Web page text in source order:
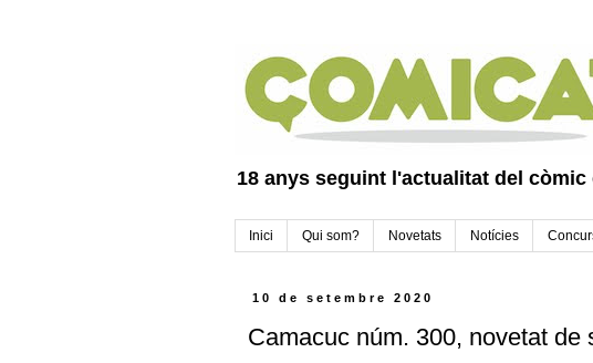
18 anys seguint l'actualitat del còmic
Inici Qui som? Novetats Notícies
10 de setembre 2020
Camacuc núm. 300, novetat de